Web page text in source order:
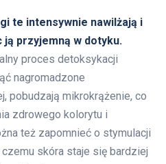
te intensywnie nawilżają i
ją przyjemną w dotyku.
proces detoksykacji
nagromadzone
pobudzają mikrokrążenie, co
zdrowego kolorytu i
też zapomnieć o stymulacji
skóra staje się bardziej